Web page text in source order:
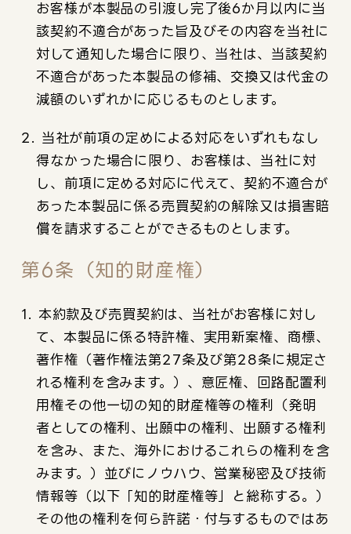
お客様が本製品の引渡し完了後6か月以内に当
該契約不適合があった旨及びその内容を当社に
対して通知した場合に限り、当社は、当該契約
不適合があった本製品の修補、交換又は代金の
減額のいずれかに応じるものとします。
2. 当社が前項の定めによる対応をいずれもなし
得なかった場合に限り、お客様は、当社に対
し、前項に定める対応に代えて、契約不適合が
あった本製品に係る売買契約の解除又は損害賠
償を請求することができるものとします。
第6条（知的財産権）
1. 本約款及び売買契約は、当社がお客様に対し
て、本製品に係る特許権、実用新案権、商標、
著作権（著作権法第27条及び第28条に規定さ
れる権利を含みます。）、意匠権、回路配置利
用権その他一切の知的財産権等の権利（発明
者としての権利、出願中の権利、出願する権利
を含み、また、海外におけるこれらの権利を含
みます。）並びにノウハウ、営業秘密及び技術
情報等（以下「知的財産権等」と総称する。）
その他の権利を何ら許諾・付与するものではあ